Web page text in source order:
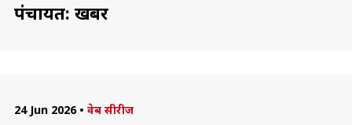
पंचायत: खबरें
24 Jun 2026 • वेब सीरीज